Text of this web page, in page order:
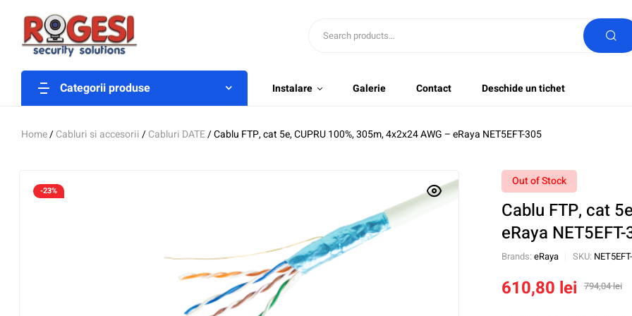
Categorii produse Instalare Galerie Contact Deschide un tichet
Home/Cabluri si accesorii/Cabluri DATE/ Cablu FTP, cat 5e, CUPRU 100%, 305m, 4x2x24 AWG – eRaya NET5EFT-305
-23%
Out of Stock
Cablu FTP, cat
eRaya
Brands: eRaya SKU:
794,04lei
610,80 lei